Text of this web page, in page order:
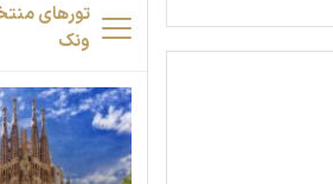
تورهای
ونک